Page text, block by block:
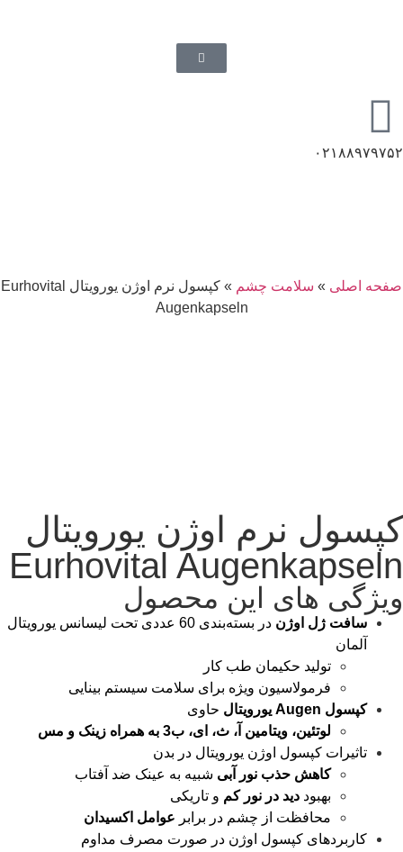
۰۲۱۸۸۹۷۹۷۵۲
صفحه اصلی » سلامت چشم »
کپسول نرم اوژن یورویتال Eurhovital
Augenkapseln
کپسول نرم اوژن یورویتال
Eurhovital Augenkapseln
ویژگی های این محصول
سافت ژل اوژن
در بسته‌بندی 60 عددی تحت لیسانس یورویتال
آلمان
تولید حکیمان طب کار
فرمولاسیون ویژه برای سلامت سیستم بینایی
کپسول Augen یورویتال
حاوی
لوتئین، ویتامین آ، ث، ای، ب3 به همراه زینک و مس
تاثیرات کپسول اوژن یورویتال در بدن
کاهش حذب نور آبی شبیه به عینک ضد آفتاب
بهبود دید در نور کم و تاریکی
محافظت از چشم در برابر عوامل اکسیدان
کاربردهای کپسول اوژن در صورت مصرف مداوم